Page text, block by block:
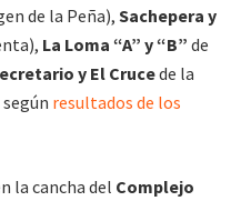
de la Peña), Sachepera y
La Loma “A” y “B” de
y El Crucede la
resultados de los
la cancha del Complejo